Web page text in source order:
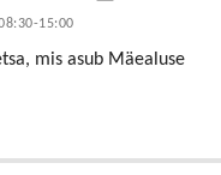
15:00
mis asub Mäealuse